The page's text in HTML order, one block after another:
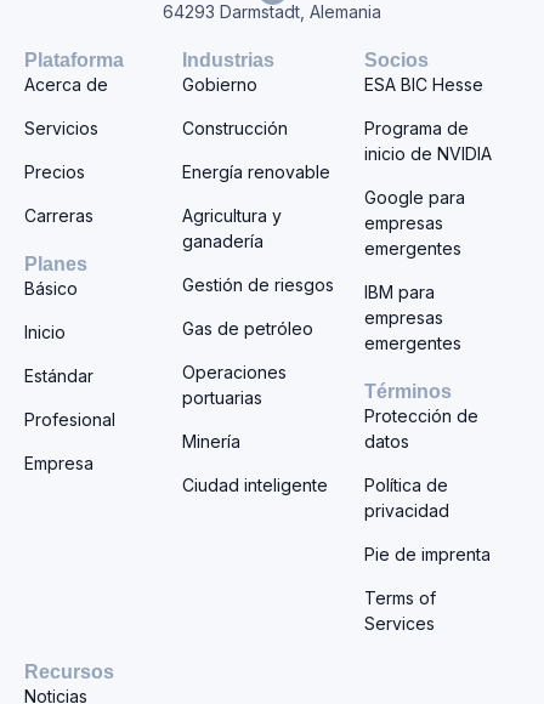
64293 Darmstadt, Alemania
Plataforma
Acerca de
Servicios
Precios
Carreras
Planes
Básico
Inicio
Estándar
Profesional
Empresa
Industrias
Gobierno
Construcción
Energía renovable
Agricultura y
ganadería
Gestión de riesgos
Gas de petróleo
Operaciones
portuarias
Minería
Ciudad inteligente
Socios
ESA BIC Hesse
Programa de
inicio de NVIDIA
Google para
empresas
emergentes
IBM para
empresas
emergentes
Términos
Protección de
datos
Política de
privacidad
Pie de imprenta
Terms of
Services
Recursos
Noticias